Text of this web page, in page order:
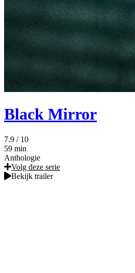
Black Mirror
7.9 / 10
59 min
Anthologie
Volg deze serie
Bekijk trailer